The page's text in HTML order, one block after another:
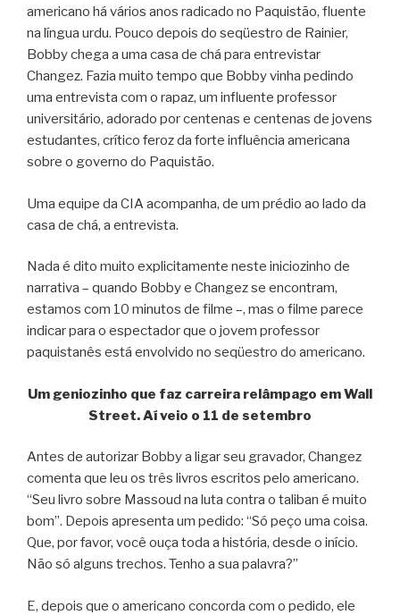
americano há vários anos radicado no Paquistão, fluente
na língua urdu. Pouco depois do seqüestro de Rainier,
Bobby chega a uma casa de chá para entrevistar
Changez. Fazia muito tempo que Bobby vinha pedindo
uma entrevista com o rapaz, um influente professor
universitário, adorado por centenas e centenas de jovens
estudantes, crítico feroz da forte influência americana
sobre o governo do Paquistão.
Uma equipe da CIA acompanha, de um prédio ao lado da
casa de chá, a entrevista.
Nada é dito muito explicitamente neste iniciozinho de
narrativa – quando Bobby e Changez se encontram,
estamos com 10 minutos de filme –, mas o filme parece
indicar para o espectador que o jovem professor
paquistanês está envolvido no seqüestro do americano.
Um geniozinho que faz carreira relâmpago em Wall
Street. Aí veio o 11 de setembro
Antes de autorizar Bobby a ligar seu gravador, Changez
comenta que leu os três livros escritos pelo americano.
“Seu livro sobre Massoud na luta contra o taliban é muito
bom”. Depois apresenta um pedido: “Só peço uma coisa.
Que, por favor, você ouça toda a história, desde o início.
Não só alguns trechos. Tenho a sua palavra?”
E, depois que o americano concorda com o pedido, ele